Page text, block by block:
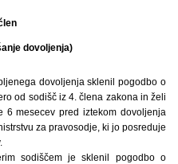
dovoljenja)
dovoljenja sklenil pogodbo o
od sodišč iz 4. člena zakona in želi
6 mesecev pred iztekom dovoljenja
za pravosodje, ki jo posreduje
sodiščem je sklenil pogodbo o